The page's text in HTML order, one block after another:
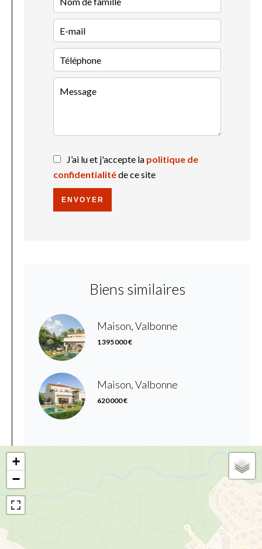
J’ai lu et j'accepte la politique de
confidentialitéde ce site
ENVOYER
Biens similaires
Maison, Valbonne
1 395 000 €
Maison, Valbonne
620 000 €
+
−